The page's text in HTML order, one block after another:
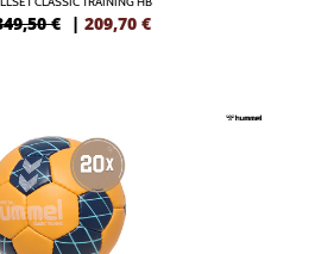
€ | 209,70 €